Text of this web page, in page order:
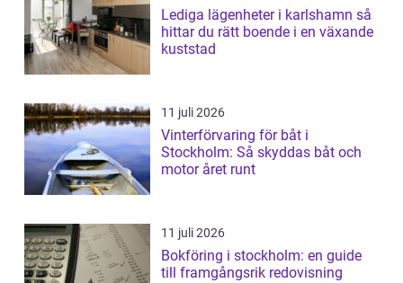
Lediga lägenheter i karlshamn så
hittar du rätt boende i en växande
kuststad
11 juli 2026
Vinterförvaring för båt i
Stockholm: Så skyddas båt och
motor året runt
11 juli 2026
Bokföring i stockholm: en guide
till framgångsrik redovisning